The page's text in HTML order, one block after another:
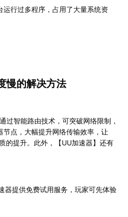
运行过多程序，占用了大量系统资
慢的解决方法
通过智能路由技术，可突破网络限制，
点，大幅提升网络传输效率，让
的提升。此外，【UU加速器】还有
器提供免费试用服务，玩家可先体验